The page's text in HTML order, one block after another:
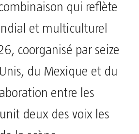
qui reflète
et multiculturel
coorganisé par seize
du Mexique et du
entre les
deux des voix les